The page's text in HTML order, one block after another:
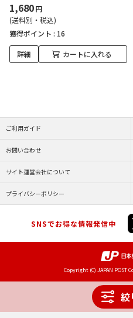
絞
1,680円
(送料別・税込)
獲得ポイント : 16
詳細 カートに入れる
ご利用ガイド
お問い合わせ
サイト運営会社について
プライバシーポリシー
SNSでお得な情報発信中
Copyright (C) JAPAN POST